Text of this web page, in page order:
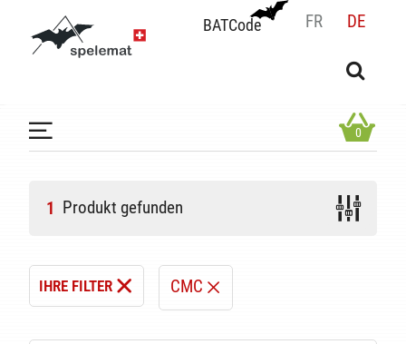
BATCode FR DE
BATCode
OK
0
1 Produkt gefunden
IHRE FILTER CMC